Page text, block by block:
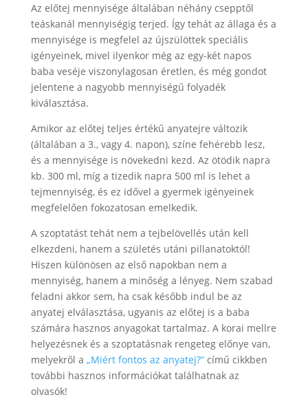
Az előtej mennyisége általában néhány csepptől
teáskanál mennyiségig terjed. Így tehát az állaga és a
mennyisége is megfelel az újszülöttek speciális
igényeinek, mivel ilyenkor még az egy-két napos
baba veséje viszonylagosan éretlen, és még gondot
jelentene a nagyobb mennyiségű folyadék
kiválasztása.
Amikor az előtej teljes értékű anyatejre változik
(általában a 3., vagy 4. napon), színe fehérebb lesz,
és a mennyisége is növekedni kezd. Az ötödik napra
kb. 300 ml, míg a tizedik napra 500 ml is lehet a
tejmennyiség, és ez idővel a gyermek igényeinek
megfelelően fokozatosan emelkedik.
A szoptatást tehát nem a tejbelövellés után kell
elkezdeni, hanem a születés utáni pillanatoktól!
Hiszen különösen az első napokban nem a
mennyiség, hanem a minőség a lényeg. Nem szabad
feladni akkor sem, ha csak később indul be az
anyatej elválasztása, ugyanis az előtej is a baba
számára hasznos anyagokat tartalmaz. A korai mellre
helyezésnek és a szoptatásnak rengeteg előnye van,
melyekről a „Miért fontos az anyatej?”című cikkben
további hasznos információkat találhatnak az
olvasók!